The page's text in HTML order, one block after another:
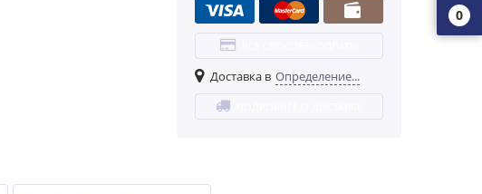
Доставка в Определение...
0